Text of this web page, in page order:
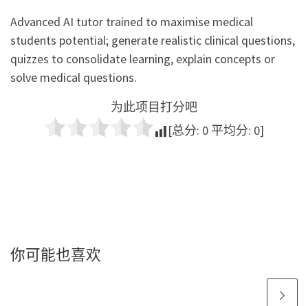
Advanced AI tutor trained to maximise medical
students potential; generate realistic clinical questions,
quizzes to consolidate learning, explain concepts or
solve medical questions.
为此项目打分吧
[总分: 0 平均分: 0]
你可能也喜欢